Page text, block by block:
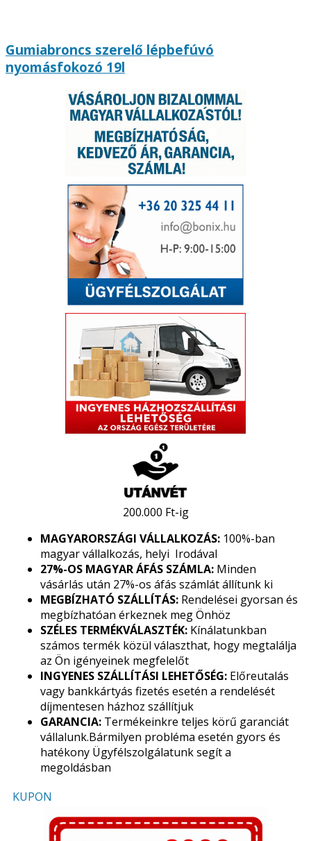
Gumiabroncs szerelő lépbefúvó
nyomásfokozó 19l
200.000 Ft-ig
MAGYARORSZÁGI VÁLLALKOZÁS: 100%-ban
magyar vállalkozás, helyi Irodával
27%-OS MAGYAR ÁFÁS SZÁMLA: Minden
vásárlás után 27%-os áfás számlát állítunk ki
MEGBÍZHATÓ SZÁLLÍTÁS: Rendelései gyorsan és
megbízhatóan érkeznek meg Önhöz
SZÉLES TERMÉKVÁLASZTÉK: Kínálatunkban
számos termék közül választhat, hogy megtalálja
az Ön igényeinek megfelelőt
INGYENES SZÁLLÍTÁSI LEHETŐSÉG: Előreutalás
vagy bankkártyás fizetés esetén a rendelését
díjmentesen házhoz szállítjuk
GARANCIA: Termékeinkre teljes körű garanciát
vállalunk.Bármilyen probléma esetén gyors és
hatékony Ügyfélszolgálatunk segít a
megoldásban
KUPON